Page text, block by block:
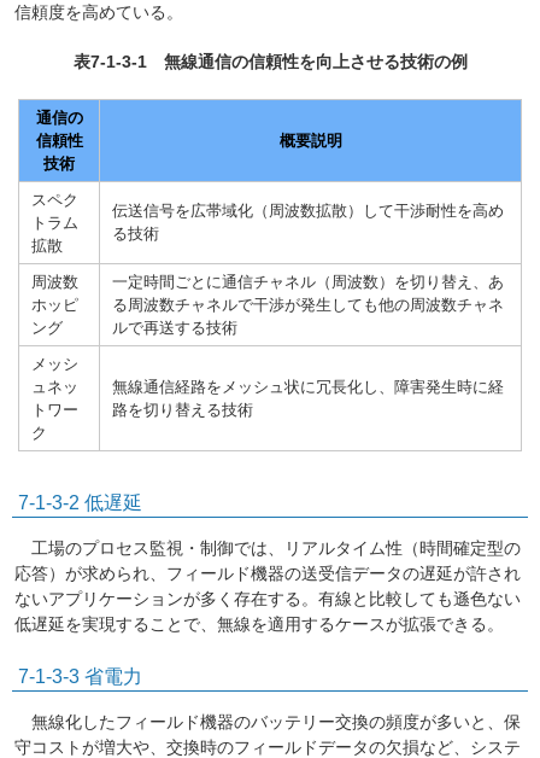
信頼度を高めている。
表7-1-3-1 無線通信の信頼性を向上させる技術の例
通信の
信頼性
技術
概要説明
スペク
トラム
拡散
伝送信号を広帯域化（周波数拡散）して干渉耐性を高め
る技術
周波数
ホッピ
ング
一定時間ごとに通信チャネル（周波数）を切り替え、あ
る周波数チャネルで干渉が発生しても他の周波数チャネ
ルで再送する技術
メッシ
ュネッ
トワー
ク
無線通信経路をメッシュ状に冗長化し、障害発生時に経
路を切り替える技術
7-1-3-2 低遅延
工場のプロセス監視・制御では、リアルタイム性（時間確定型の
応答）が求められ、フィールド機器の送受信データの遅延が許され
ないアプリケーションが多く存在する。有線と比較しても遜色ない
低遅延を実現することで、無線を適用するケースが拡張できる。
7-1-3-3 省電力
無線化したフィールド機器のバッテリー交換の頻度が多いと、保
守コストが増大や、交換時のフィールドデータの欠損など、システ